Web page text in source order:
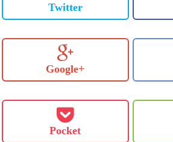
Twitter
Google+
Pocket